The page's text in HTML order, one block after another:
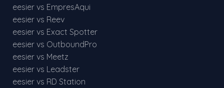
eesier vs EmpresAqui
eesier vs Reev
eesier vs Exact Spotter
eesier vs OutboundPro
eesier vs Meetz
eesier vs Leadster
eesier vs RD Station